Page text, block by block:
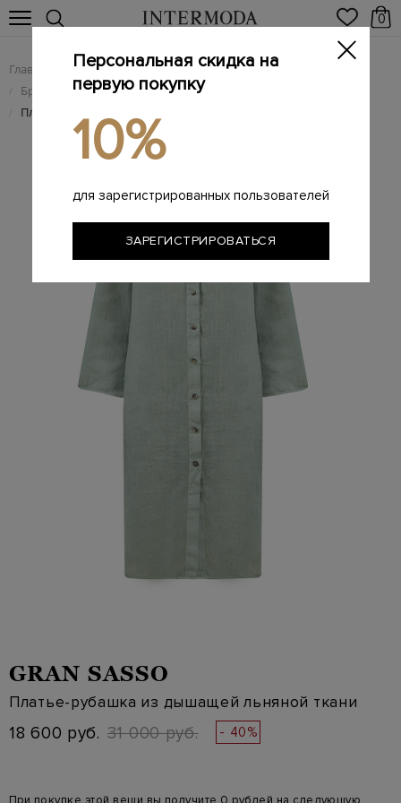
0
Главная Женщинам / Женская одежда
/ Брендовые женские платья
/ Платье-рубашка из дышащей льняной ткани
GRAN SASSO
Платье-рубашка из дышащей льняной ткани
18 600 руб. 31 000 руб. - 40%
Персональная скидка на
первую покупку
10%
для зарегистрированных пользователей
ЗАРЕГИСТРИРОВАТЬСЯ